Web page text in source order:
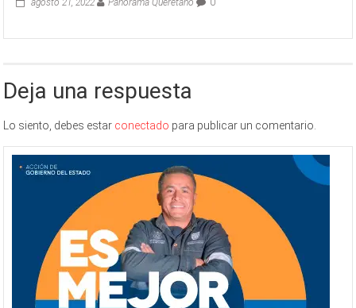
agosto 21, 2022 Panorama Queretano 0
Deja una respuesta
Lo siento, debes estar conectado para publicar un comentario.